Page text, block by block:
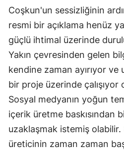
Coşkun'un sessizliğinin
resmi bir açıklama henüz
güçlü ihtimal üzerinde
Yakın çevresinden gelen
kendine zaman ayırıyor
bir proje üzerinde çalışıyor
Sosyal medyanın yoğun
içerik üretme baskısından
uzaklaşmak istemiş
üreticinin zaman zaman